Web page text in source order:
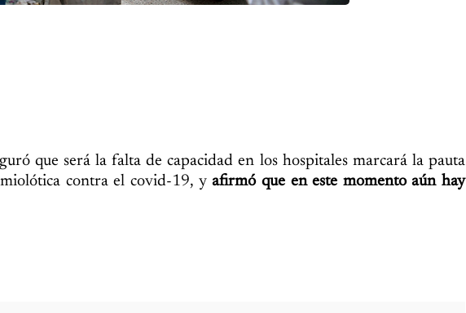
que será la falta de capacidad en los hospitales marcará la pauta
contra el covid-19, yafirmó que en este momento aún hay